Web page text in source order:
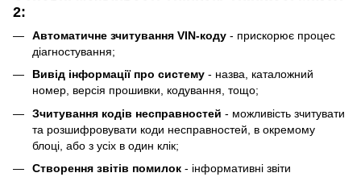
2:
Автоматичне зчитування VIN-коду - прискорює процес
діагностування;
Вивід інформації про систему - назва, каталожний
номер, версія прошивки, кодування, тощо;
Зчитування кодів несправностей - можливість зчитувати
та розшифровувати коди несправностей, в окремому
блоці, або з усіх в один клік;
Створення звітів помилок - інформативні звіти